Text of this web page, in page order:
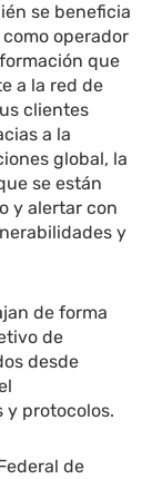
se beneficia
como operador
que
a la red de
clientes
a la
global, la
se están
y alertar con
y
de forma
de
desde
y protocolos.
de